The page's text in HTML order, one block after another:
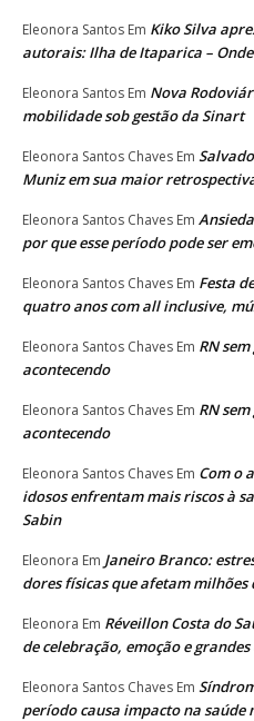
Eleonora Santos Em Kiko Silva
autorais: Ilha de Itaparica –
Eleonora Santos Em Nova
mobilidade sob gestão da Sinart
Eleonora Santos Chaves Em
Muniz em sua maior
Eleonora Santos Chaves Em
por que esse período pode ser
Eleonora Santos Chaves Em Festa
quatro anos com all inclusive,
Eleonora Santos Chaves Em RN
acontecendo
Eleonora Santos Chaves Em RN
acontecendo
Eleonora Santos Chaves Em Com o
idosos enfrentam mais riscos à
Sabin
Eleonora Em Janeiro Branco:
dores físicas que afetam milhões
Eleonora Em Réveillon Costa do
de celebração, emoção e
Eleonora Santos Chaves Em
período causa impacto na saúde